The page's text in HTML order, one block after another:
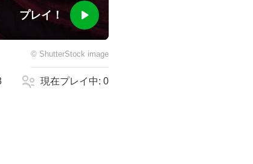
プレイ！
© ShutterStock image
現在プレイ中:0